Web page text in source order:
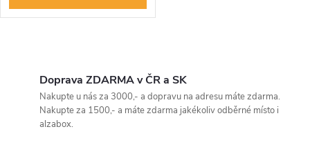
Doprava ZDARMA v ČR a SK
Nakupte u nás za 3000,- a dopravu na adresu máte zdarma.
Nakupte za 1500,- a máte zdarma jakékoliv odběrné místo i
alzabox.